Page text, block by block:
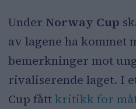
Under Norway Cup
av lagene ha kommet
bemerkninger mot
rivaliserende laget. I
Cup fåttkritikk for